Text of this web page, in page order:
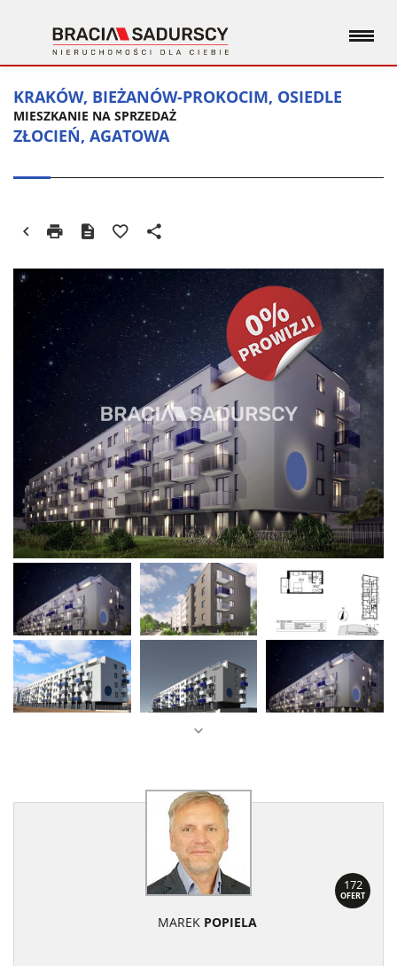
KRAKÓW, BIEŻANÓW-PROKOCIM, OSIEDLE
ZŁOCIEŃ, AGATOWA
MIESZKANIE NA SPRZEDAŻ
172
OFERT
MAREK POPIELA